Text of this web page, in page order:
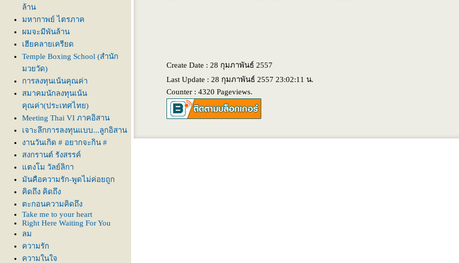
ล้าน
มหากาพย์ ไตรภาค
ผมจะมีพันล้าน
เฮียคลายเครียด
Temple Boxing School (สำนัก
มวยวัด)
การลงทุนเน้นคุณค่า
สมาคมนักลงทุนเน้น
คุณค่า(ประเทศไทย)
Meeting Thai VI ภาคอิสาน
เจาะลึกการลงทุนแบบ...ลูกอิสาน
งานวันเกิด # อยากจะกิน #
สงกรานต์ รังสรรค์
ตงโม วัลย์ลิกา
มันคือความรัก-พูดไม่ค่อยถูก
คิดถึง คิดถึง
ตะกอนความคิดถึง
Take me to your heart
Right Here Waiting For You
ลม
ความรัก
ความในใจ
Create Date : 28 กุมภาพันธ์ 2557
Last Update : 28 กุมภาพันธ์ 2557 23:02:11 น.
Counter : 4320 Pageviews.